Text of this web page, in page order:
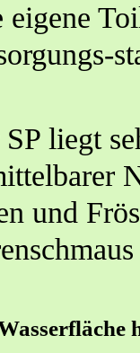
eigene
liegt
und